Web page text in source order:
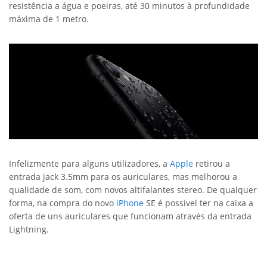
resistência a água e poeiras, até 30 minutos à profundidade
máxima de 1 metro.
Infelizmente para alguns utilizadores, a Apple retirou a
entrada jack 3.5mm para os auriculares, mas melhorou a
qualidade de som, com novos altifalantes stereo. De qualquer
forma, na compra do novo iPhone SE é possível ter na caixa a
oferta de uns auriculares que funcionam através da entrada
Lightning.